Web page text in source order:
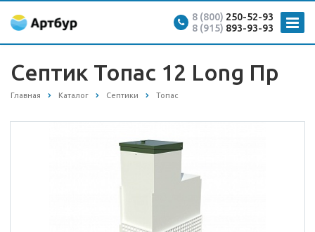
8 (800) 250-52-93
8 (915) 893-93-93
Септик Топас 12 Long Пр
Главная Каталог Септики Топас